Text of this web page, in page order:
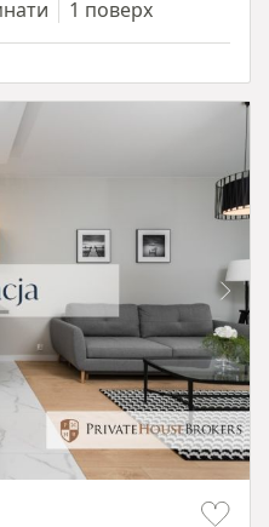
1 поверх